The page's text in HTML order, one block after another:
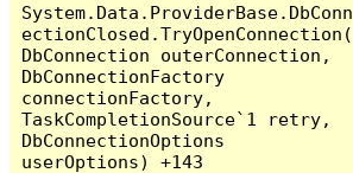
System.Data.ProviderBase.DbConn
ectionClosed.TryOpenConnection(
DbConnection outerConnection,
DbConnectionFactory
connectionFactory,
TaskCompletionSource`1 retry,
DbConnectionOptions
userOptions) +143